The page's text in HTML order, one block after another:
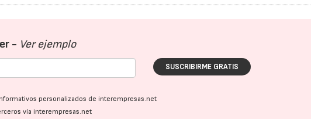
- Ver ejemplo
SUSCRIBIRME GRATIS
personalizados de interempresas.net
vía interempresas.net